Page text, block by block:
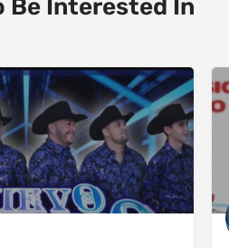
Be Interested In